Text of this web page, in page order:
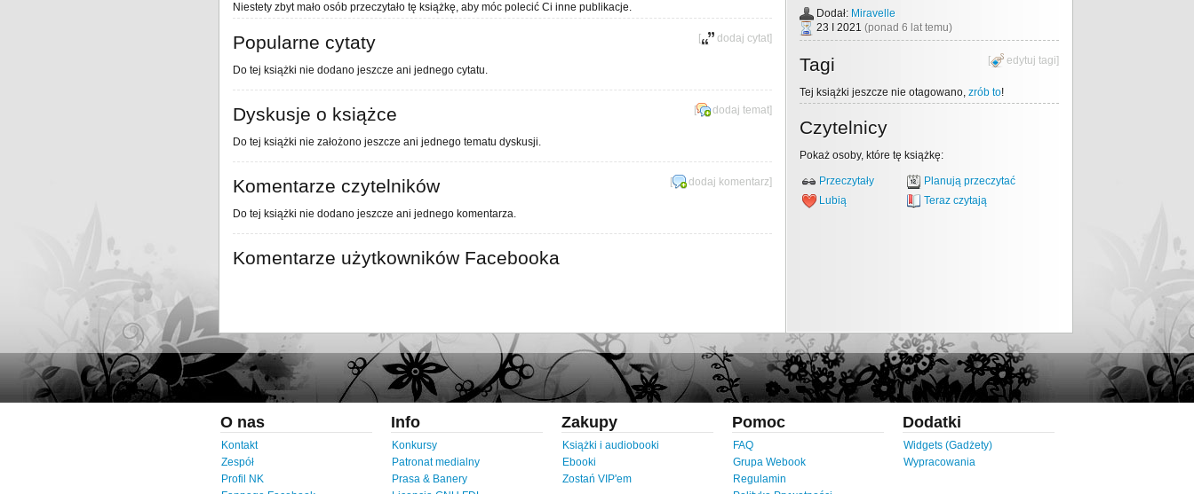
Niestety zbyt mało osób przeczytało tę książkę, aby móc polecić Ci inne publikacje.
[ dodaj cytat]
Popularne cytaty
Do tej książki nie dodano jeszcze ani jednego cytatu.
[ dodaj temat]
Dyskusje o książce
Do tej książki nie założono jeszcze ani jednego tematu dyskusji.
[ dodaj komentarz]
Komentarze czytelników
Do tej książki nie dodano jeszcze ani jednego komentarza.
Komentarze użytkowników Facebooka
Dodał: Miravelle
23 I 2021 (ponad 6 lat temu)
[ edytuj tagi]
Tagi
Tej książki jeszcze nie otagowano, zrób to!
Czytelnicy
Pokaż osoby, które tę książkę:
Przeczytały
Planują przeczytać
Lubią
Teraz czytają
O nas
Kontakt
Zespół
Profil NK
Info
Konkursy
Patronat medialny
Prasa & Banery
Zakupy
Książki i audiobooki
Ebooki
Zostań VIP'em
Pomoc
FAQ
Grupa Webook
Regulamin
Dodatki
Widgets (Gadżety)
Wypracowania